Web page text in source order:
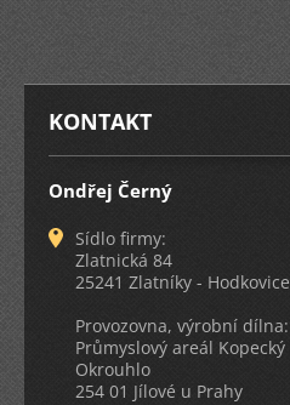
KONTAKT
Ondřej Černý
Sídlo firmy:
Zlatnická 84
25241 Zlatníky - Hodkovice
Provozovna, výrobní dílna:
Průmyslový areál Kopecký
Okrouhlo
254 01 Jílové u Prahy